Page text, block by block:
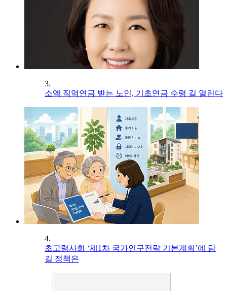
3.
소액 직역연금 받는 노인, 기초연금 수령 길 열린다
4.
초고령사회 ‘제1차 국가인구전략 기본계획’에 담
길 정책은